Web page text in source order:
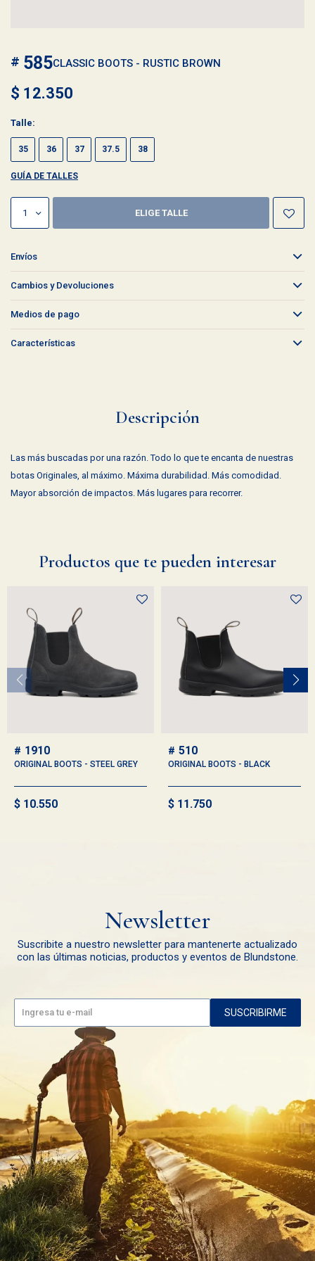
585CLASSIC BOOTS - RUSTIC BROWN
$ 12.350
Talle:
35 36 37 37.5 38
GUÍA DE TALLES
1 ELIGE TALLE
Envíos
Cambios y Devoluciones
Medios de pago
Características
Descripción
Las más buscadas por una razón. Todo lo que te encanta de nuestras
botas Originales, al máximo. Máxima durabilidad. Más comodidad.
Mayor absorción de impactos. Más lugares para recorrer.
Productos que te pueden interesar
ORIGINAL BOOTS - STEEL GREY
1910
$ 10.550
ORIGINAL BOOTS - BLACK
510
$ 11.750
Newsletter
Suscribite a nuestro newsletter para mantenerte actualizado
con las últimas noticias, productos y eventos de Blundstone.
SUSCRIBIRME